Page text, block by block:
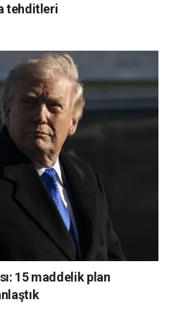
tehditleri
15 maddelik plan